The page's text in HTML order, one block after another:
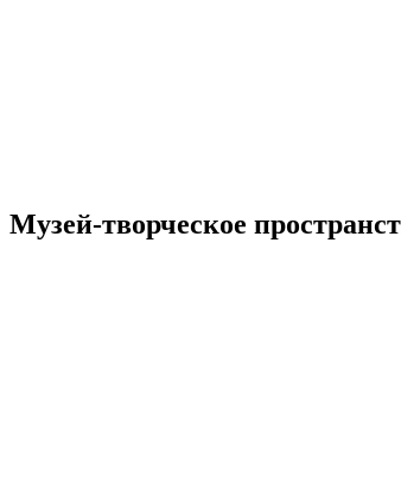
Музей-творческое